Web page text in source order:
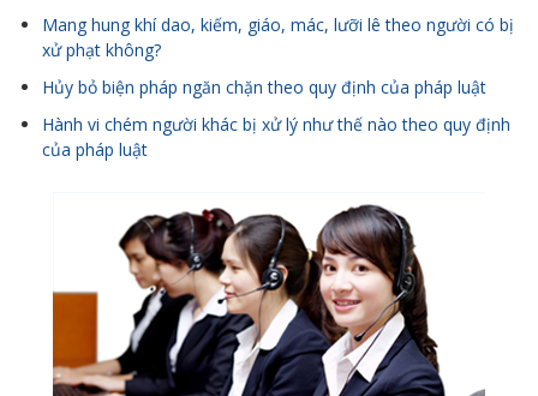
Mang hung khí dao, kiếm, giáo, mác, lưỡi lê theo người có bị
xử phạt không?
Hủy bỏ biện pháp ngăn chặn theo quy định của pháp luật
Hành vi chém người khác bị xử lý như thế nào theo quy định
của pháp luật